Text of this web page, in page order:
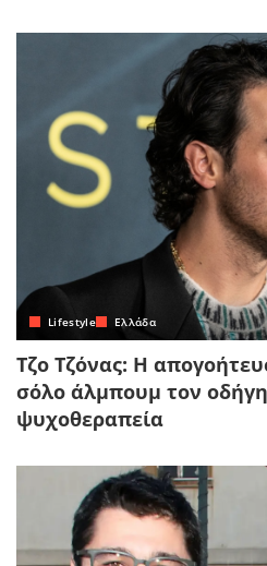
Lifestyle Ελλάδα
Τζο Τζόνας: Η
σόλο άλμπουμ τον
ψυχοθεραπεία